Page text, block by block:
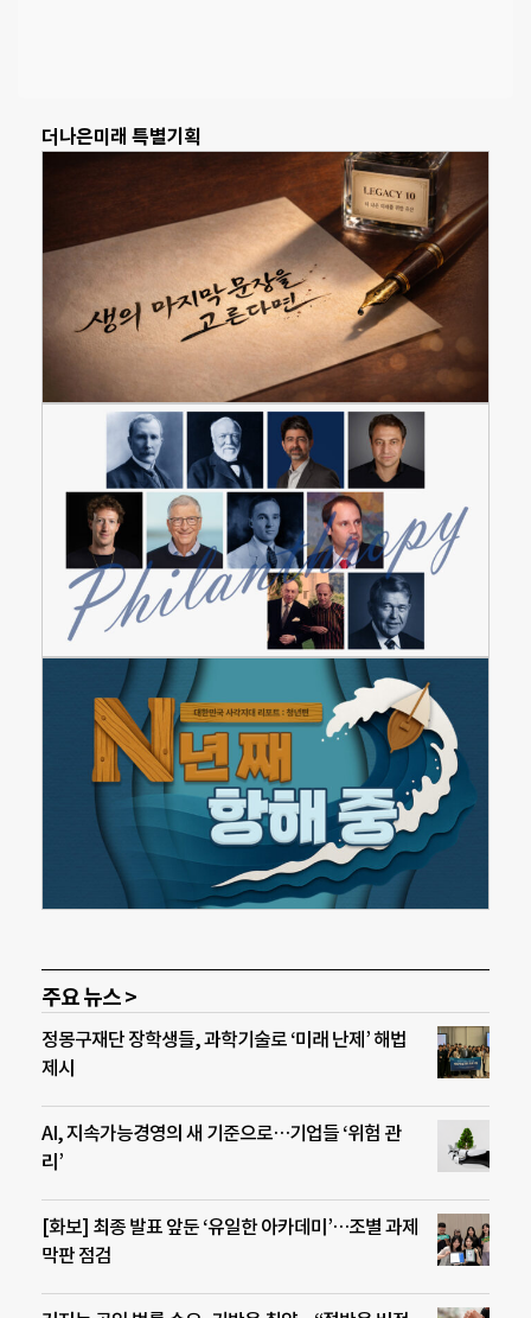
더나은미래 특별기획
주요 뉴스 >
정몽구재단 장학생들, 과학기술로 ‘미래 난제’ 해법
제시
AI, 지속가능경영의 새 기준으로…기업들 ‘위험 관
리’
[화보] 최종 발표 앞둔 ‘유일한 아카데미’…조별 과제
막판 점검